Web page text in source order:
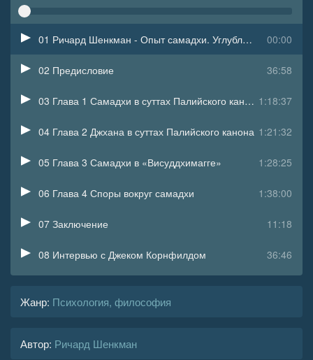
00:00
01 Ричард Шенкман - Опыт самадхи. Углублённое исследование буддийской медитаци
36:58
02 Предисловие
1:18:37
03 Глава 1 Самадхи в суттах Палийского канона
1:21:32
04 Глава 2 Джхана в суттах Палийского канона
1:28:25
05 Глава 3 Самадхи в «Висуддхимагге»
1:38:00
06 Глава 4 Споры вокруг самадхи
11:18
07 Заключение
36:46
08 Интервью с Джеком Корнфилдом
11 Интервью с Бханте Гунаратаной
Жанр: Психология, философия
Автор: Ричард Шенкман